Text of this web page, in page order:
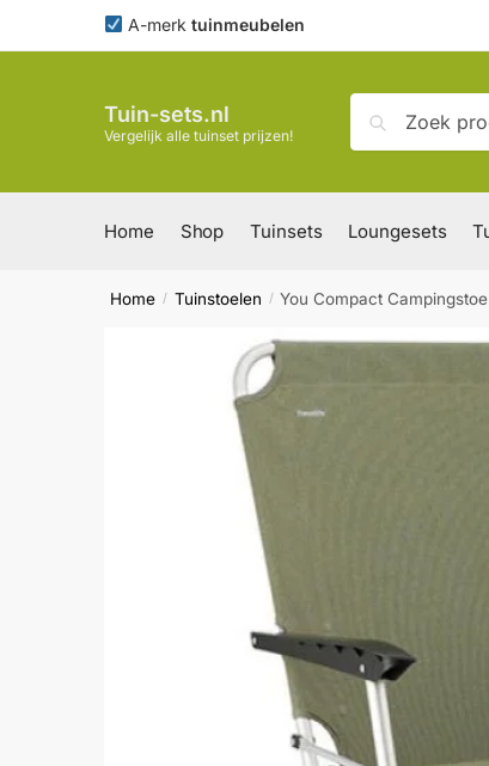
A-merk tuinmeubelen
Tuin-sets.nl
Vergelijk alle tuinset prijzen!
naar:
Zoeken
Home Shop Tuinsets Loungesets
Home / Tuinstoelen / You Compact